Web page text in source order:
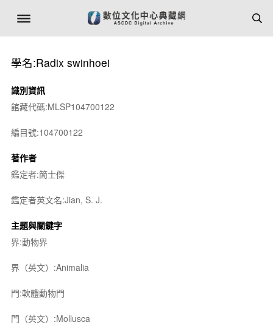
學名:Radix swinhoei
識別資訊
館藏代碼:MLSP104700122
編目號:104700122
著作者
鑑定者:簡士傑
鑑定者英文名:Jian, S. J.
主題與關鍵字
界:動物界
界（英文）:Animalia
門:軟體動物門
門（英文）:Mollusca